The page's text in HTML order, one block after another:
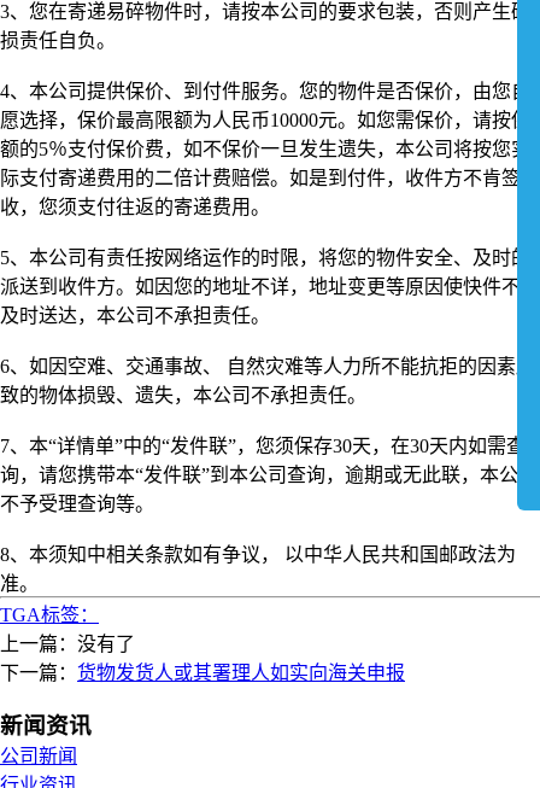
3、您在寄递易碎物件时，请按本公司的要求包装，否则产生破
损责任自负。
4、本公司提供保价、到付件服务。您的物件是否保价，由您自
愿选择，保价最高限额为人民币10000元。如您需保价，请按保
额的5％支付保价费，如不保价一旦发生遗失，本公司将按您实
际支付寄递费用的二倍计费赔偿。如是到付件，收件方不肯签
收，您须支付往返的寄递费用。
5、本公司有责任按网络运作的时限，将您的物件安全、及时的
派送到收件方。如因您的地址不详，地址变更等原因使快件不能
及时送达，本公司不承担责任。
6、如因空难、交通事故、 自然灾难等人力所不能抗拒的因素所
致的物体损毁、遗失，本公司不承担责任。
7、本“详情单”中的“发件联”，您须保存30天，在30天内如需查
询，请您携带本“发件联”到本公司查询，逾期或无此联，本公司
不予受理查询等。
8、本须知中相关条款如有争议， 以中华人民共和国邮政法为
准。
TGA标签：
上一篇：没有了
下一篇： 货物发货人或其署理人如实向海关申报
新闻资讯
公司新闻